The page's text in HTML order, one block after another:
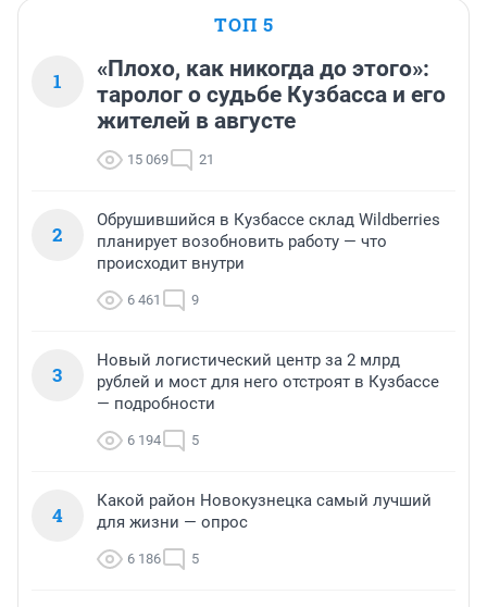
ТОП 5
1
«Плохо, как никогда до этого»:
таролог о судьбе Кузбасса и его
жителей в августе
15 069 21
2
Обрушившийся в Кузбассе склад Wildberries
планирует возобновить работу — что
происходит внутри
6 461 9
3
Новый логистический центр за 2 млрд
рублей и мост для него отстроят в Кузбассе
— подробности
6 194 5
4
Какой район Новокузнецка самый лучший
для жизни — опрос
6 186 5